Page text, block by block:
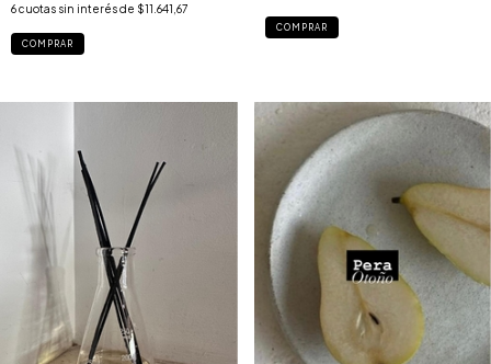
6cuotas sin interés de $11.641,67
COMPRAR